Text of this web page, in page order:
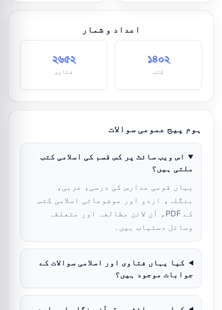
اعداد و شمار
১৪০২
کتب
২৬৫২
فتاوی
ہوم پیج عمومی سوالات
اس ویب سائٹ پر کس قسم کی اسلامی کتب
ملتی ہیں؟
یہاں قومی مدارس کی درسی، عربی،
بنگلہ، اردو اور موضوعاتی اسلامی کتب
کے PDF، آن لائن مطالعہ اور متعلقہ
وسائل دستیاب ہیں۔
کیا یہاں فتاوی اور اسلامی سوالات کے
جوابات موجود ہیں؟